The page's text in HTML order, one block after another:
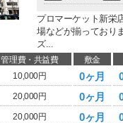
プロマーケット新栄
場などが揃っており
ズ...
管理費・共益費 敷金
10,000円 0ヶ月
20,000円 0ヶ月
20,000円 0ヶ月